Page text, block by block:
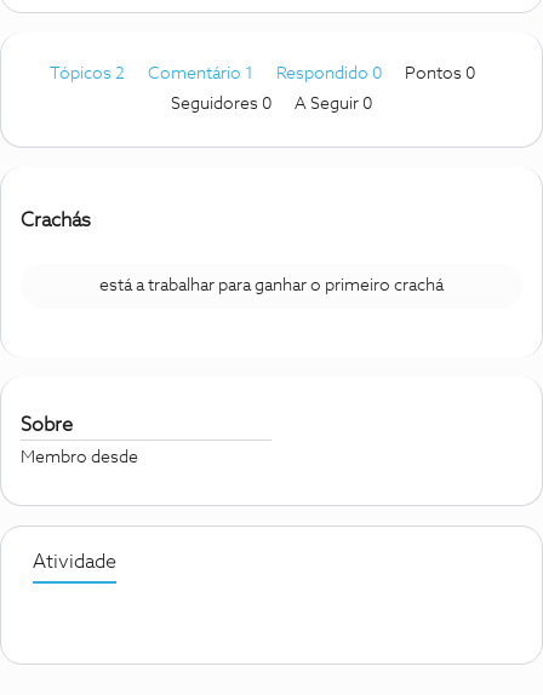
Tópicos 2 Comentário 1 Respondido 0
Pontos 0
Seguidores 0 A Seguir 0
Crachás
está a trabalhar para ganhar o primeiro crachá
Sobre
Membro desde
Atividade